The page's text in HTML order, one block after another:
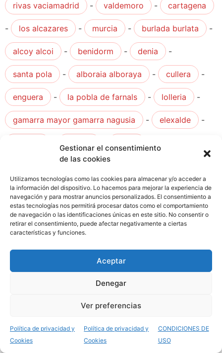
Gestionar el consentimiento
de las cookies
Utilizamos tecnologías como las cookies para almacenar y/o acceder a
la información del dispositivo. Lo hacemos para mejorar la experiencia de
navegación y para mostrar anuncios personalizados. El consentimiento a
estas tecnologías nos permitirá procesar datos como el comportamiento
de navegación o las identificaciones únicas en este sitio. No consentir o
retirar el consentimiento, puede afectar negativamente a ciertas
características y funciones.
Aceptar
Denegar
Ver preferencias
Política de privacidad y
Cookies
Política de privacidad y
Cookies
CONDICIONES DE
USO
rivas vaciamadrid - valdemoro - cartagena
- los alcazares - murcia - burlada burlata -
alcoy alcoi - benidorm - denia -
santa pola - alboraia alboraya - cullera -
enguera - la pobla de farnals - lolleria -
gamarra mayor gamarra nagusia - elexalde -
orduna ceuta
Opiniones del Grado
Superior Cocina y